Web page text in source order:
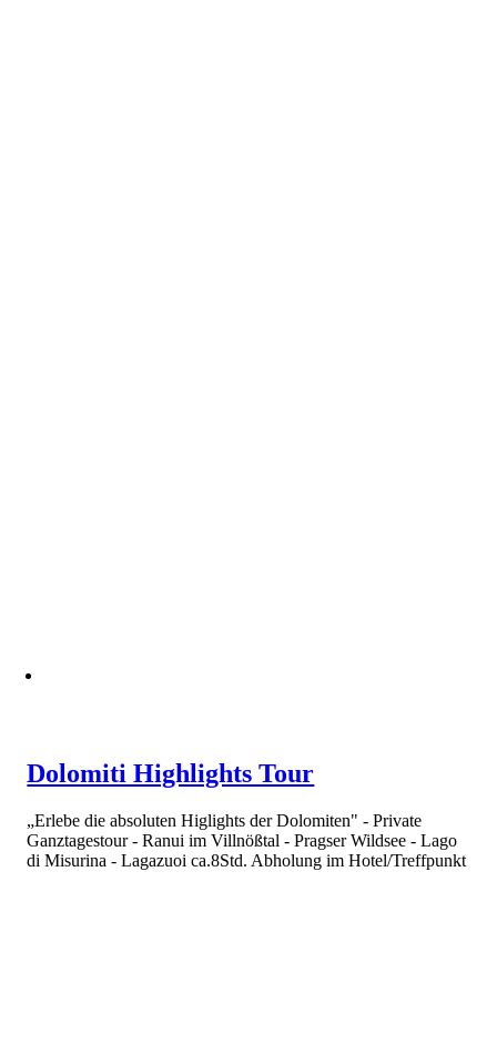
Dolomiti Highlights Tour
„Erlebe die absoluten Higlights der Dolomiten" - Private
Ganztagestour - Ranui im Villnößtal - Pragser Wildsee - Lago
di Misurina - Lagazuoi ca.8Std. Abholung im Hotel/Treffpunkt